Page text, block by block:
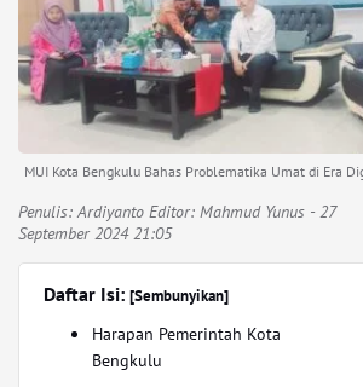
MUI Kota Bengkulu Bahas Problematika Umat di Era
Penulis:Ardiyanto Editor: Mahmud Yunus - 27
September 2024 21:05
Daftar Isi: [Sembunyikan]
Harapan Pemerintah Kota
Bengkulu